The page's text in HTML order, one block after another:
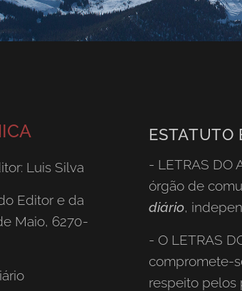
Luis Silva
Editor e da
Maio, 6270-
ESTATUTO
- LETRAS DO
órgão de
diário,
- O LETRAS
compromete-
respeito pelos